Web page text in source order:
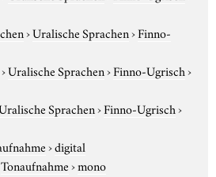
›Uralische Sprachen›Finno-
›Uralische Sprachen›Finno-Ugrisch›
Sprachen›Finno-Ugrisch›
›digital
Tonaufnahme›mono